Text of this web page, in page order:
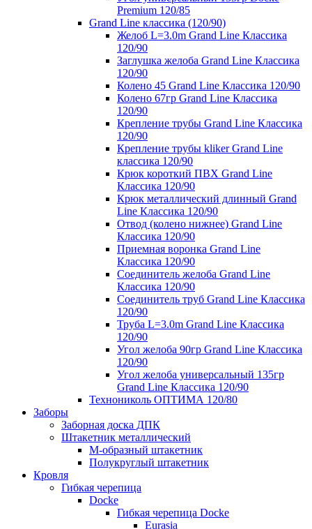
Premium 120/85
Grand Line классика (120/90)
Желоб L=3.0m Grand Line Классика
120/90
Заглушка желоба Grand Line Классика
120/90
Колено 45 Grand Line Классика 120/90
Колено 67гр Grand Line Классика
120/90
Крепление трубы Grand Line Классика
120/90
Крепление трубы kliker Grand Line
классика 120/90
Крюк короткий ПВХ Grand Line
Классика 120/90
Крюк металлический длинный Grand
Line Классика 120/90
Отвод (колено нижнее) Grand Line
Классика 120/90
Приемная воронка Grand Line
Классика 120/90
Соединитель желоба Grand Line
Классика 120/90
Соединитель труб Grand Line Классика
120/90
Труба L=3.0m Grand Line Классика
120/90
Угол желоба 90гр Grand Line Классика
120/90
Угол желоба универсальный 135гр
Grand Line Классика 120/90
Технониколь ОПТИМА 120/80
Заборы
Заборная доска ДПК
Штакетник металлический
М-образный штакетник
Полукруглый штакетник
Кровля
Гибкая черепица
Docke
Гибкая черепица Docke
Eurasia